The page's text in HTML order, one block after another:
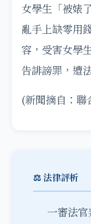
女學生「被婊
亂手上缺零用
容，受害女學
告誹謗罪，遭
(新聞摘自：聯
⚖️ 法律評析
一審法官